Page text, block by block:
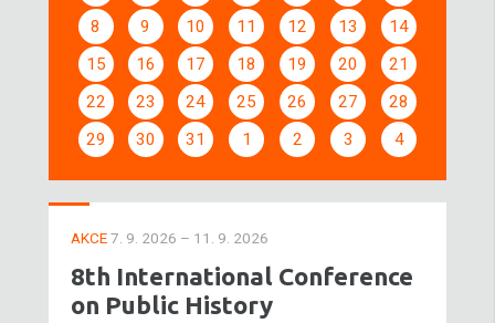
8
9 10 11 12 13
14
15
16 17 18 19 20
21
22
23 24 25 26 27
28
29
30 31 1 2 3 4
AKCE7. 9. 2026 – 11. 9. 2026
8th International Conference
on Public History